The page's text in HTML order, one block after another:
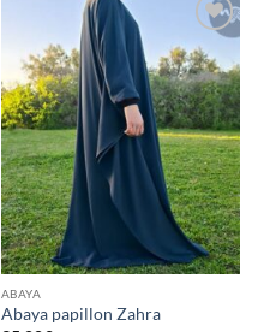
Ajouter
à la liste
d’envies
ABAYA
Abaya papillon Zahra